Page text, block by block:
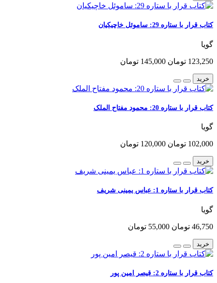
کتاب قرار با ستاره 29: ساموئل خاچیکیان
گویا
123,250 تومان 145,000 تومان
خرید
کتاب قرار با ستاره 20: محمود مفتاح الملک
گویا
102,000 تومان 120,000 تومان
خرید
کتاب قرار با ستاره 1: عباس یمینی شریف
گویا
46,750 تومان 55,000 تومان
خرید
کتاب قرار با ستاره 2: قیصر امین پور